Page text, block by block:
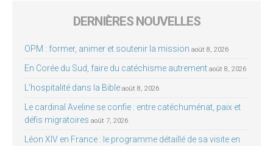
DERNIÈRES NOUVELLES
OPM : former, animer et soutenir la mission août 8, 2026
En Corée du Sud, faire du catéchisme autrement août 8, 2026
L’hospitalité dans la Bible août 8, 2026
Le cardinal Aveline se confie : entre catéchuménat, paix et
défis migratoires août 7, 2026
Léon XIV en France : le programme détaillé de sa visite en